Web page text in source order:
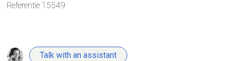
Referentie 15549
Talk with an assistant